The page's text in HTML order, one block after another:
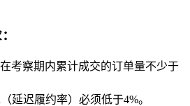
考察期内累计成交的订单量不少于
延迟履约率）必须低于4%。